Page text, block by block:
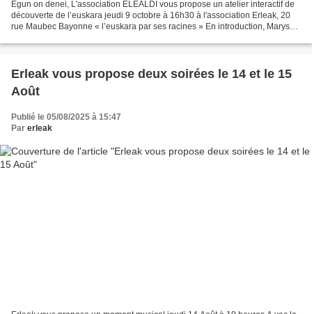
Egun on denei, L'association ELEALDI vous propose un atelier interactif de
découverte de l’euskara jeudi 9 octobre à 16h30 à l'association Erleak, 20
rue Maubec Bayonne « l’euskara par ses racines » En introduction, Maryse
Erleak vous propose deux soirées le 14 et le 15
Août
Publié le 05/08/2025 à 15:47
Par erleak